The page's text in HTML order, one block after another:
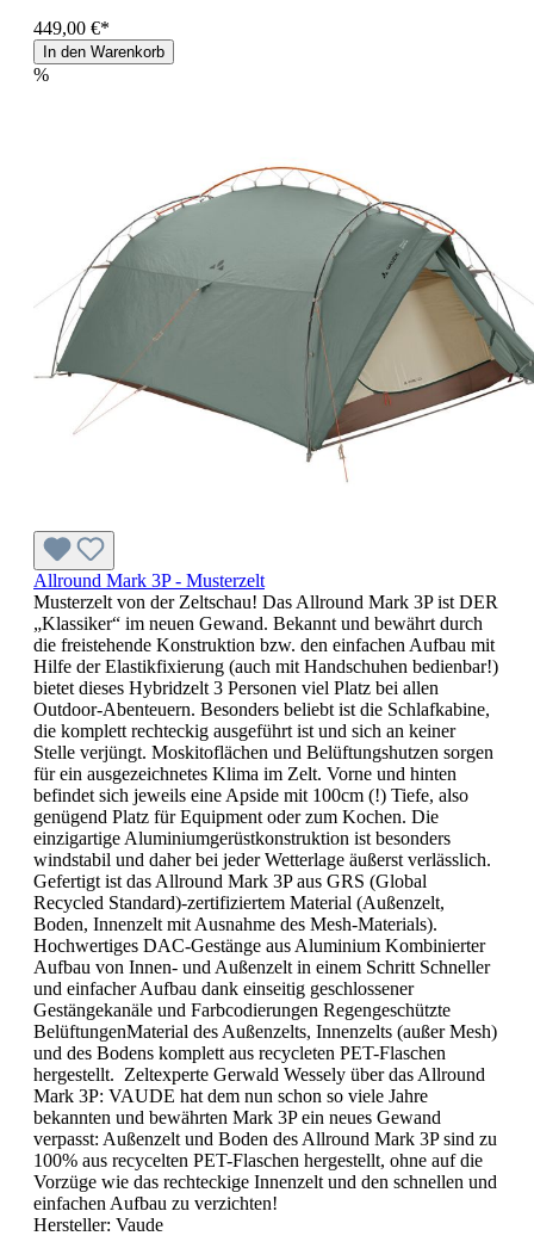
449,00 €*
In den Warenkorb
%
Allround Mark 3P - Musterzelt
Musterzelt von der Zeltschau! Das Allround Mark 3P ist DER
„Klassiker“ im neuen Gewand. Bekannt und bewährt durch
die freistehende Konstruktion bzw. den einfachen Aufbau mit
Hilfe der Elastikfixierung (auch mit Handschuhen bedienbar!)
bietet dieses Hybridzelt 3 Personen viel Platz bei allen
Outdoor-Abenteuern. Besonders beliebt ist die Schlafkabine,
die komplett rechteckig ausgeführt ist und sich an keiner
Stelle verjüngt. Moskitoflächen und Belüftungshutzen sorgen
für ein ausgezeichnetes Klima im Zelt. Vorne und hinten
befindet sich jeweils eine Apside mit 100cm (!) Tiefe, also
genügend Platz für Equipment oder zum Kochen. Die
einzigartige Aluminiumgerüstkonstruktion ist besonders
windstabil und daher bei jeder Wetterlage äußerst verlässlich.
Gefertigt ist das Allround Mark 3P aus GRS (Global
Recycled Standard)-zertifiziertem Material (Außenzelt,
Boden, Innenzelt mit Ausnahme des Mesh-Materials).
Hochwertiges DAC-Gestänge aus Aluminium Kombinierter
Aufbau von Innen- und Außenzelt in einem Schritt Schneller
und einfacher Aufbau dank einseitig geschlossener
Gestängekanäle und Farbcodierungen Regengeschützte
BelüftungenMaterial des Außenzelts, Innenzelts (außer Mesh)
und des Bodens komplett aus recycleten PET-Flaschen
hergestellt. Zeltexperte Gerwald Wessely über das Allround
Mark 3P: VAUDE hat dem nun schon so viele Jahre
bekannten und bewährten Mark 3P ein neues Gewand
verpasst: Außenzelt und Boden des Allround Mark 3P sind zu
100% aus recycelten PET-Flaschen hergestellt, ohne auf die
Vorzüge wie das rechteckige Innenzelt und den schnellen und
einfachen Aufbau zu verzichten!
Hersteller: Vaude